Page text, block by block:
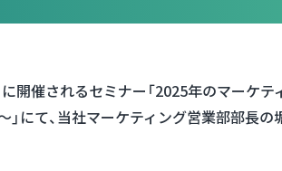
に開催されるセミナー「2025年のマーケ
にて、当社マーケティング営業部部長